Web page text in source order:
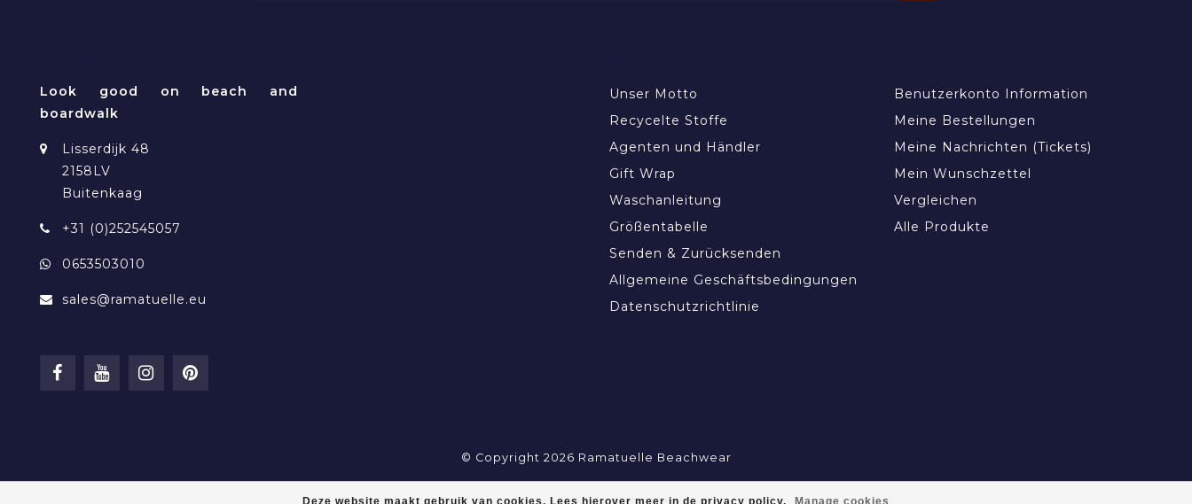
Deze website maakt gebruik van cookies. Lees hierover meer in de privacy policy. Manage cookies
Look good on beach and
boardwalk
Lisserdijk 48
2158LV
Buitenkaag
+31 (0)252545057
0653503010
sales@ramatuelle.eu
Unser Motto
Recycelte Stoffe
Agenten und Händler
Gift Wrap
Waschanleitung
Größentabelle
Senden & Zurücksenden
Allgemeine Geschäftsbedingungen
Datenschutzrichtlinie
Benutzerkonto Information
Meine Bestellungen
Meine Nachrichten (Tickets)
Mein Wunschzettel
Vergleichen
Alle Produkte
© Copyright 2026 Ramatuelle Beachwear